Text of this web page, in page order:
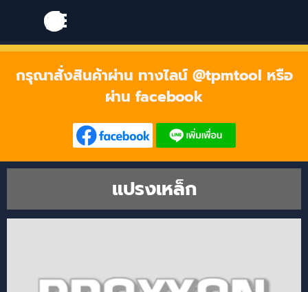
Skip menu
Skip menu
กรุณาสั่งสินค้าผ่าน ทางไลน์ @tpmtool หรือ
ผ่าน facebook
แปรงเหล็ก